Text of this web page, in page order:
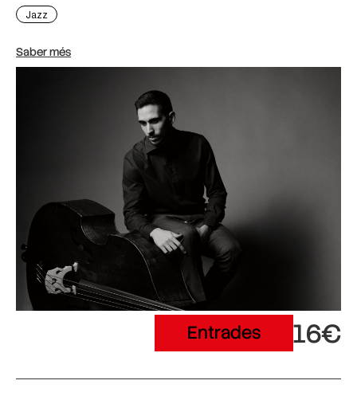
Jazz
Saber més
Entrades 16€